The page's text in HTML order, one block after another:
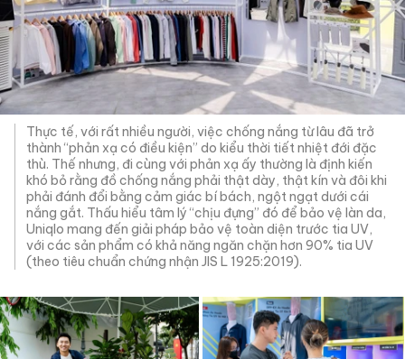
Thực tế, với rất nhiều người, việc chống nắng từ lâu đã trở
thành “phản xạ có điều kiện” do kiểu thời tiết nhiệt đới đặc
thù. Thế nhưng, đi cùng với phản xạ ấy thường là định kiến
khó bỏ rằng đồ chống nắng phải thật dày, thật kín và đôi khi
phải đánh đổi bằng cảm giác bí bách, ngột ngạt dưới cái
nắng gắt. Thấu hiểu tâm lý “chịu đựng” đó để bảo vệ làn da,
Uniqlo mang đến giải pháp bảo vệ toàn diện trước tia UV,
với các sản phẩm có khả năng ngăn chặn hơn 90% tia UV
(theo tiêu chuẩn chứng nhận JIS L 1925:2019).